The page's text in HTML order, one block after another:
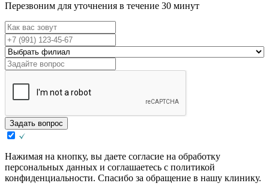
Перезвоним для уточнения в течение 30 минут
Задать вопрос
Нажимая на кнопку, вы даете согласие на обработку
персональных данных и соглашаетесь с политикой
конфиденциальности. Спасибо за обращение в нашу клинику.